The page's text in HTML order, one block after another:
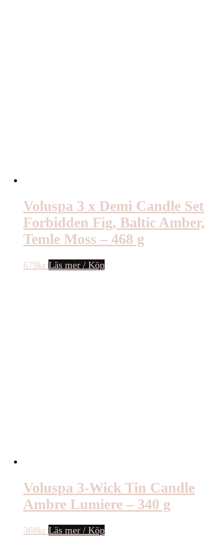
Voluspa 3 x Demi Candle Set
Forbidden Fig, Baltic Amber,
Temle Moss – 468 g
679kr Läs mer / Köp
Voluspa 3-Wick Tin Candle
Ambre Lumiere – 340 g
368kr Läs mer / Köp